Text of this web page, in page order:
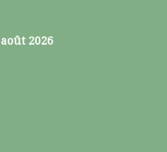
2026